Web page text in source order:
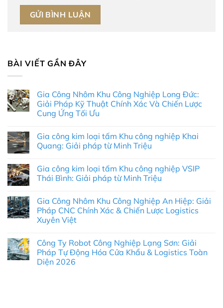
BÀI VIẾT GẦN ĐÂY
Gia Công Nhôm Khu Công Nghiệp Long Đức:
Giải Pháp Kỹ Thuật Chính Xác Và Chiến Lược
Cung Ứng Tối Ưu
bình
luận
ở
Nhôm
Khu
Công
Đức:
Giải
Pháp
Kỹ
Thuật
Xác
Và
Chiến
Lược
Cung
Gia công kim loại tấm Khu công nghiệp Khai
Quang: Giải pháp từ Minh Triệu
bình
luận
kim
loại
tấm
Khu
công
Khai
Quang:
Giải
pháp
từ
Gia công kim loại tấm Khu công nghiệp VSIP
Thái Bình: Giải pháp từ Minh Triệu
bình
luận
ở
Gia
công
loại
tấm
Khu
công
nghiệp
Gia Công Nhôm Khu Công Nghiệp An Hiệp: Giải
Pháp CNC Chính Xác & Chiến Lược Logistics
Xuyên Việt
bình
luận
ở
Gia
Công
Công Ty Robot Công Nghiệp Lạng Sơn: Giải
Pháp Tự Động Hóa Cửa Khẩu & Logistics Toàn
Diện 2026